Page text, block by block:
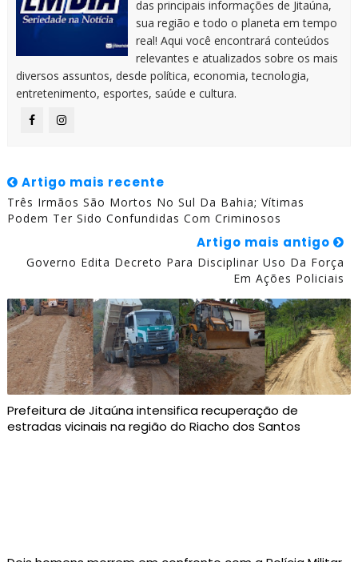
das principais informações de Jitaúna,
sua região e todo o planeta em tempo
real! Aqui você encontrará conteúdos
relevantes e atualizados sobre os mais
diversos assuntos, desde política, economia, tecnologia,
entretenimento, esportes, saúde e cultura.
Artigo mais recente
Três Irmãos São Mortos No Sul Da Bahia; Vítimas
Podem Ter Sido Confundidas Com Criminosos
Artigo mais antigo
Governo Edita Decreto Para Disciplinar Uso Da Força
Em Ações Policiais
Prefeitura de Jitaúna intensifica recuperação de
estradas vicinais na região do Riacho dos Santos